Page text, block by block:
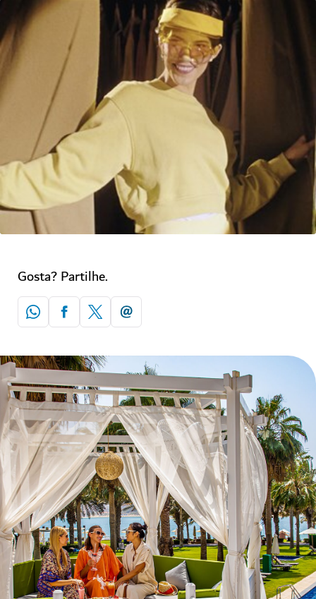
Gosta? Partilhe.